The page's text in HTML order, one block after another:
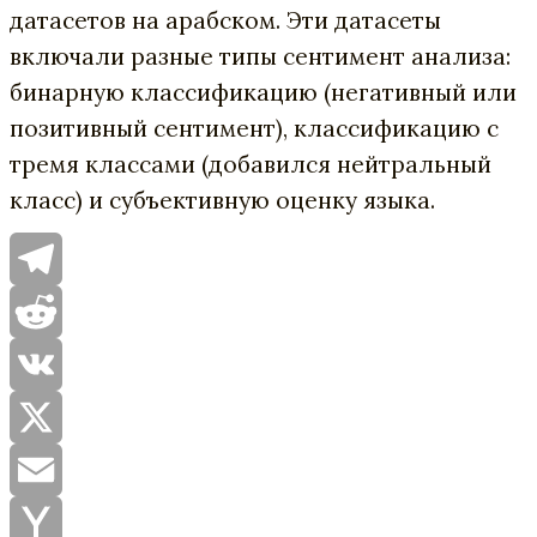
датасетов на арабском. Эти датасеты
включали разные типы сентимент анализа:
бинарную классификацию (негативный или
позитивный сентимент), классификацию с
тремя классами (добавился нейтральный
класс) и субъективную оценку языка.
Telegram
Reddit
VK
X
Email